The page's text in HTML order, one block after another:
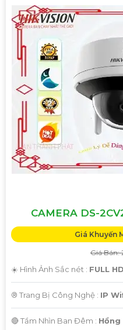
CAMERA DS-
Giá Khuyến
Giá Bán:
☀️ Hình Ảnh Sắc nét : FULL
®️ Trang Bị Công Nghệ : IP
🔴 Tầm Nhìn Ban Đêm : Hồng